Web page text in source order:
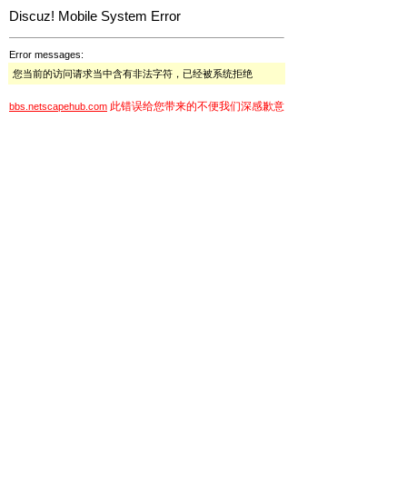
Discuz! Mobile System Error
Error messages:
您当前的访问请求当中含有非法字符，已经被系统拒绝
bbs.netscapehub.com 此错误给您带来的不便我们深感歉意